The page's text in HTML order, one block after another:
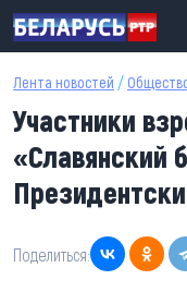
Перейти к основному
Лента новостей /
Участники
«Славянский
Поделиться: